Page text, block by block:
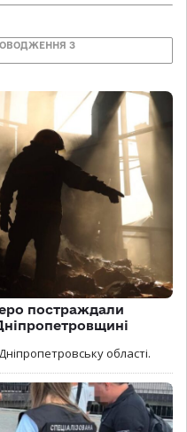
З
постраждали
області.